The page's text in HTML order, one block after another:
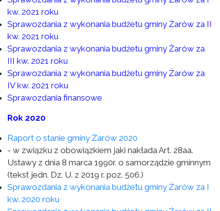
kw. 2021 roku
Sprawozdania z wykonania budżetu gminy Żarów za II
kw. 2021 roku
Sprawozdania z wykonania budżetu gminy Żarów za
III kw. 2021 roku
Sprawozdania z wykonania budżetu gminy Żarów za
IV kw. 2021 roku
Sprawozdania finansowe
Rok 2020
Raport o stanie gminy Żarów 2020
- w związku z obowiązkiem jaki nakłada Art. 28aa.
Ustawy z dnia 8 marca 1990r. o samorządzie gminnym
(tekst jedn. Dz. U. z 2019 r. poz. 506.)
Sprawozdania z wykonania budżetu gminy Żarów za I
kw. 2020 roku